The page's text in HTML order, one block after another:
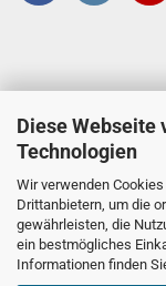
Diese Webseite
Technologien
Wir verwenden
Drittanbietern, um die
gewährleisten, die
ein bestmögliches
Informationen finden